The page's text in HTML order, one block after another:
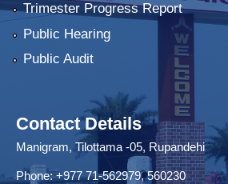
Trimester Progress Report
Public Hearing
Public Audit
Contact Details
Manigram, Tilottama -05, Rupandehi
Phone: +977 71-562979, 560230